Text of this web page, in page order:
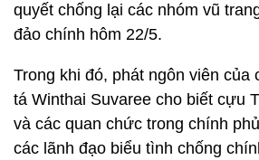
quyết chống lại các nhóm vũ
đảo chính hôm 22/5.
Trong khi đó, phát ngôn viên của
tá Winthai Suvaree cho biết cựu
và các quan chức trong chính
các lãnh đạo biểu tình chống